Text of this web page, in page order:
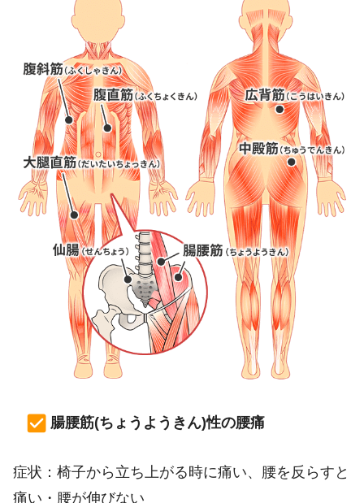
腸腰筋(ちょうようきん)性の腰痛
症状：椅子から立ち上がる時に痛い、腰を反らすと
痛い・腰が伸びない